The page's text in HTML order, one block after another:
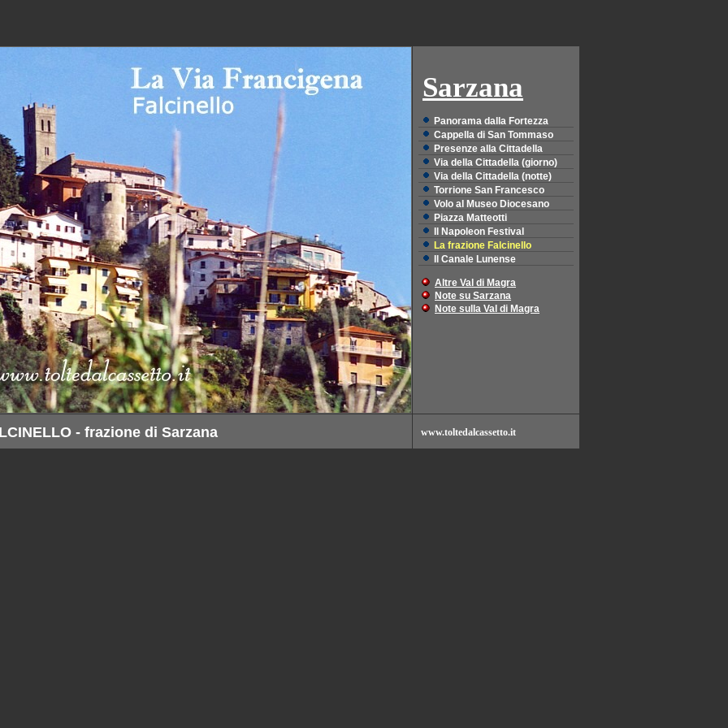
Sarzana
Panorama dalla Fortezza
Cappella di San Tommaso
Presenze alla Cittadella
Via della Cittadella (giorno)
Via della Cittadella (notte)
Torrione San Francesco
Volo al Museo Diocesano
Piazza Matteotti
Il Napoleon Festival
La frazione Falcinello
Il Canale Lunense
Altre Val di Magra
Note su Sarzana
Note sulla Val di Magra
- frazione di Sarzana www.toltedalcassetto.it